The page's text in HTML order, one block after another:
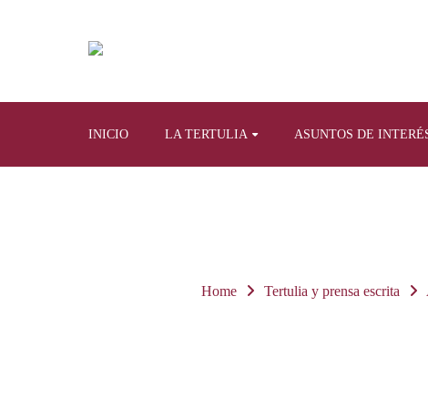
INICIO LA TERTULIA ASUNTOS DE
Home Tertulia y prensa escrita